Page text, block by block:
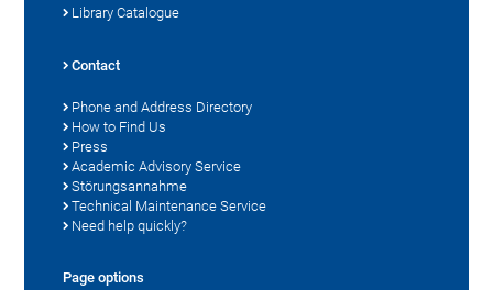
Library Catalogue
Contact
Phone and Address Directory
How to Find Us
Press
Academic Advisory Service
Störungsannahme
Technical Maintenance Service
Need help quickly?
Page options